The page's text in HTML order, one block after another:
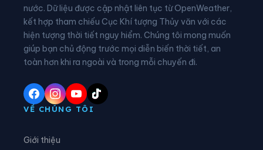
Xã Diên Hà Xã Đoàn Đào
Xã Đồng Bằng Xã Đồng Châu
Xã Đông Hưng Xã Đông Quan
Xã Đông Thái Ninh
Xã Đông Tiền Hải
nước. Dữ liệu được cập nhật liên tục từ OpenWeather,
kết hợp tham chiếu Cục Khí tượng Thủy văn với các
hiện tượng thời tiết nguy hiểm. Chúng tôi mong muốn
giúp bạn chủ động trước mọi diễn biến thời tiết, an
toàn hơn khi ra ngoài và trong mỗi chuyến đi.
VỀ CHÚNG TÔI
Giới thiệu